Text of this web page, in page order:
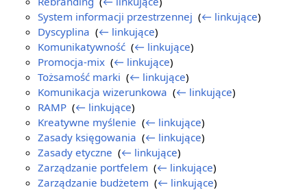
System informacji przestrzennej ‎(← linkujące)
Dyscyplina ‎(← linkujące)
Komunikatywność ‎(← linkujące)
Promocja-mix ‎(← linkujące)
Tożsamość marki ‎(← linkujące)
Komunikacja wizerunkowa ‎(← linkujące)
RAMP ‎(← linkujące)
Kreatywne myślenie ‎(← linkujące)
Zasady księgowania ‎(← linkujące)
Zasady etyczne ‎(← linkujące)
Zarządzanie portfelem ‎(← linkujące)
Zarządzanie budżetem ‎(← linkujące)